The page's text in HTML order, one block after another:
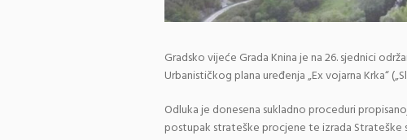
Gradsko vijeće Grada Knina je na 26. sjednici
Urbanističkog plana uređenja „Ex vojarna Krka“
Odluka je donesena sukladno proceduri
postupak strateške procjene te izrada Strateške